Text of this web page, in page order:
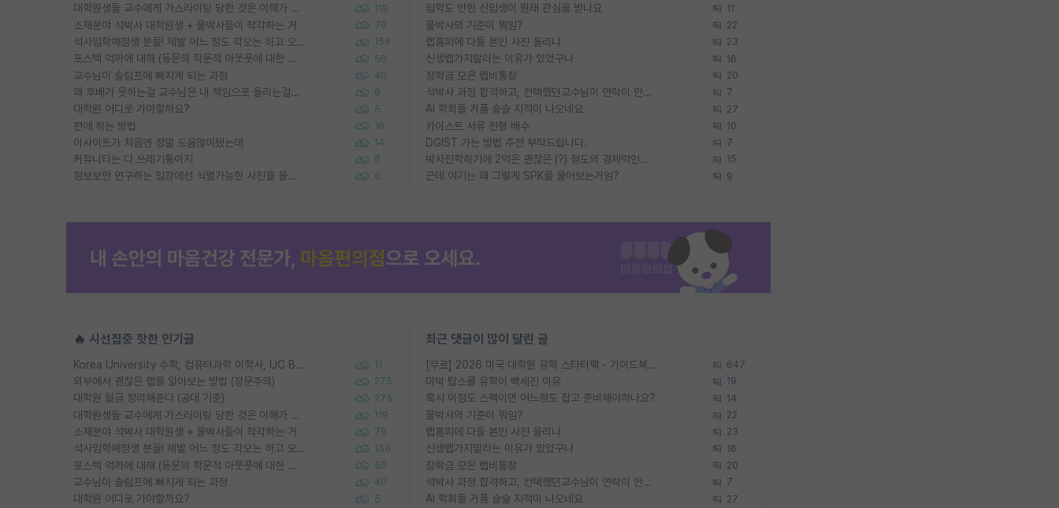
대학원생들 교수에게 가스라이팅 당한 것은 이해가 갑니다. 안타깝네요. 119
소재분야 석박사 대학원생 + 물박사들이 착각하는 거 76
석사입학예정생 분들! 제발 어느 정도 각오는 하고 오세요. 156
포스텍 억까에 대해 (동문의 학문적 아웃풋에 대한 반박) 50
교수님이 슬럼프에 빠지게 되는 과정 40
왜 후배가 못하는걸 교수님은 내 책임으로 돌리는걸까요? 6
대학원 어디로 가야할까요? 5
편애 하는 방법 16
이사이트가 처음엔 정말 도움많이됐는데 14
커뮤니티는 다 쓰레기통이지 6
정보보안 연구하는 입장에선 식별가능한 사진을 올리는건 비추이긴함 6
입학도 안한 신입생이 원래 관심을 받나요 11
물박사의 기준이 뭐임? 22
랩홈피에 다들 본인 사진 올리냐 23
신생랩가지말라는 이유가 있었구나 16
장학금 모은 랩비통장 20
석박사 과정 합격하고, 컨택했던교수님이 연락이 안됩니다... 7
AI 학회들 거품 슬슬 지적이 나오네요 27
카이스트 서류 전형 배수 10
DGIST 가는 방법 추천 부탁드립니다. 7
박사진학하기에 2억은 괜찮은 (?) 정도의 경제력인가요 15
근데 여기는 왜 그렇게 SPK를 물어보는거임? 9
🔥 시선집중 핫한 인기글
Korea University 수학, 컴퓨터과학 이학사, UC Berkeley 산업공학 대학원 공학박사가 되는 것은 쉽지 않겠죠? 11
외부에서 괜찮은 랩을 알아보는 방법 (장문주의) 275
대학원 월급 정리해준다 (공대 기준) 275
대학원생들 교수에게 가스라이팅 당한 것은 이해가 갑니다. 안타깝네요. 119
소재분야 석박사 대학원생 + 물박사들이 착각하는 거 76
석사입학예정생 분들! 제발 어느 정도 각오는 하고 오세요. 156
포스텍 억까에 대해 (동문의 학문적 아웃풋에 대한 반박) 50
교수님이 슬럼프에 빠지게 되는 과정 40
대학원 어디로 가야할까요? 5
최근 댓글이 많이 달린 글
[무료] 2026 미국 대학원 유학 스타터팩 - 가이드북 & 합격자 컨택메일 템플릿 647
미박 탑스쿨 유학이 빡세진 이유 19
혹시 이정도 스펙이면 어느정도 잡고 준비해야하나요? 14
물박사의 기준이 뭐임? 22
랩홈피에 다들 본인 사진 올리냐 23
신생랩가지말라는 이유가 있었구나 16
장학금 모은 랩비통장 20
석박사 과정 합격하고, 컨택했던교수님이 연락이 안됩니다... 7
AI 학회들 거품 슬슬 지적이 나오네요 27